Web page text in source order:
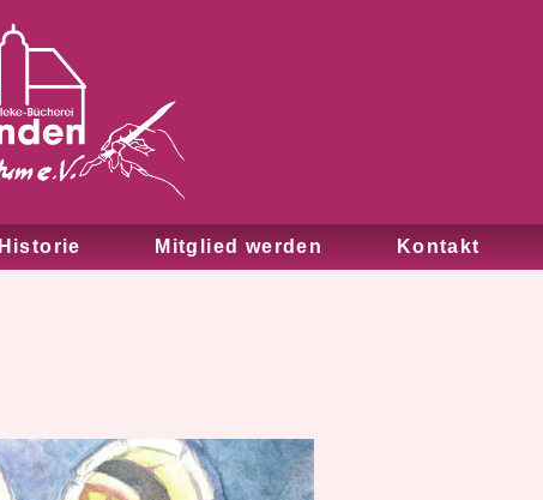
Historie Mitglied werden Kontakt